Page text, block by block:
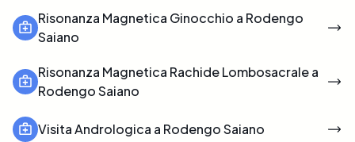
Risonanza Magnetica Ginocchio a Rodengo
Saiano
Risonanza Magnetica Rachide Lombosacrale a
Rodengo Saiano
Visita Andrologica a Rodengo Saiano